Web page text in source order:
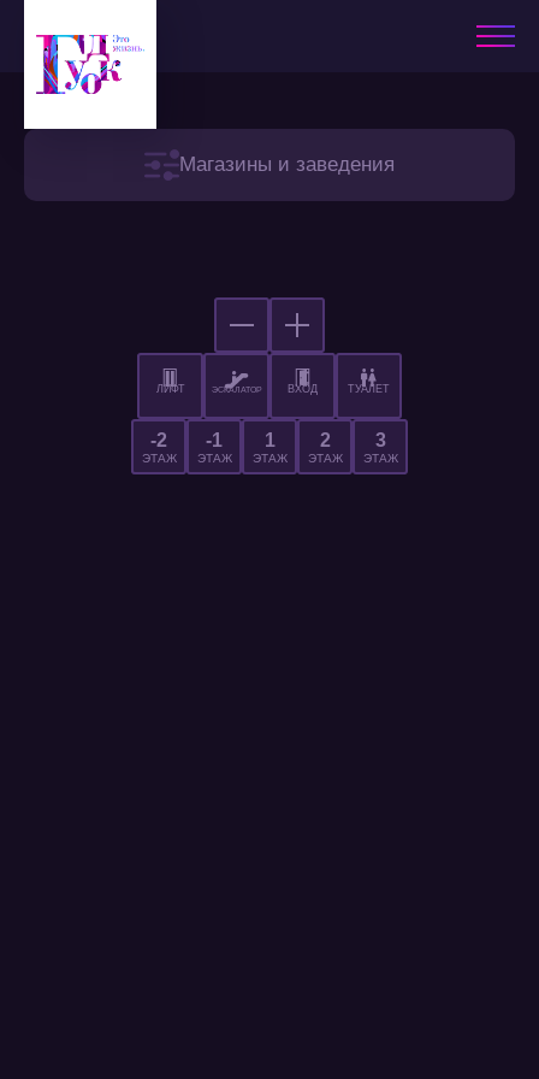
Магазины и заведения
-2
ЭТАЖ
-1
ЭТАЖ
1
ЭТАЖ
2
ЭТАЖ
3
ЭТАЖ
ЛИФТ ЭСКАЛАТОР ВХОД ТУАЛЕТ